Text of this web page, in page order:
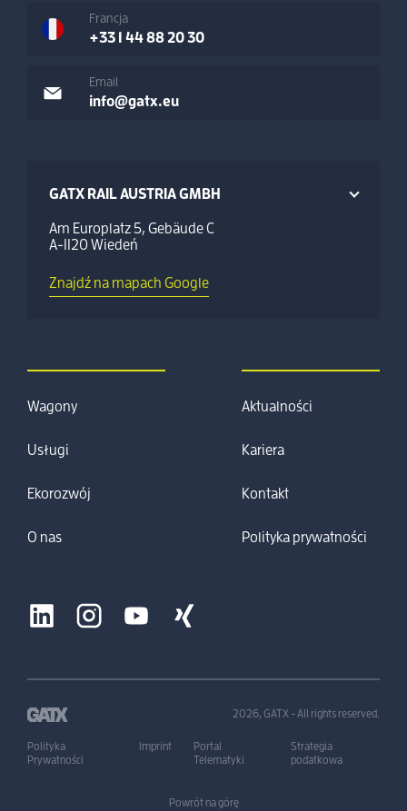
Francja
+33 1 44 88 20 30
Email
info@gatx.eu
GATX RAIL AUSTRIA GMBH
Am Europlatz 5, Gebäude C
A-1120 Wiedeń
Znajdź na mapach Google
Wagony
Usługi
Ekorozwój
O nas
Aktualności
Kariera
Kontakt
Polityka prywatności
2026, GATX - All rights reserved.
Polityka
Prywatności
Imprint
Portal
Telematyki
Strategia
podatkowa
Powrót na górę